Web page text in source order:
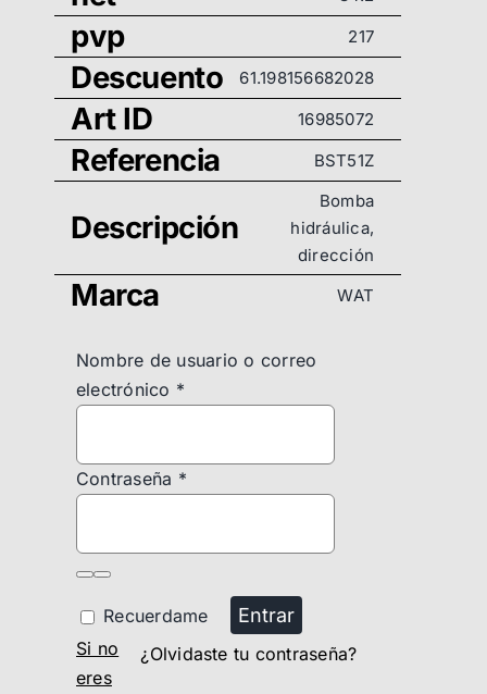
pvp 217
Descuento 61.198156682028
Art ID 16985072
Referencia BST51Z
Descripción
Bomba
hidráulica,
dirección
Marca WAT
Nombre de usuario o correo
electrónico *
Contraseña *
Recuerdame Entrar
¿Olvidaste tu contraseña?
Si no
eres